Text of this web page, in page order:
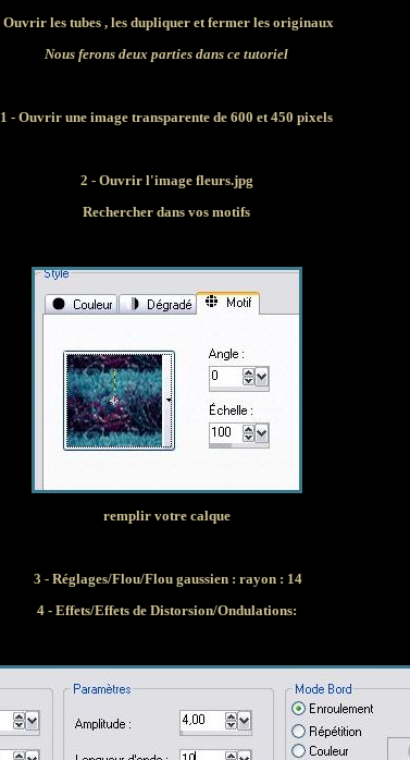
Ouvrir les tubes , les dupliquer et fermer les originaux
Nous ferons deux parties dans ce tutoriel
1 - Ouvrir une image transparente de 600 et 450 pixels
2 - Ouvrir l'image fleurs.jpg
Rechercher dans vos motifs
remplir votre calque
3 - Réglages/Flou/Flou gaussien : rayon : 14
4 - Effets/Effets de Distorsion/Ondulations: